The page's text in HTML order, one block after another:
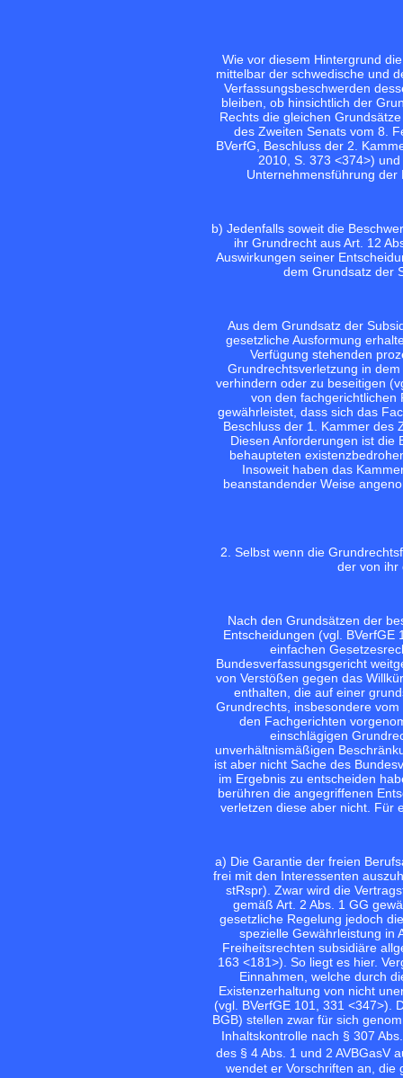
Wie vor diesem Hintergrund
mittelbar der schwedische und
Verfassungsbeschwerden
bleiben, ob hinsichtlich der
Rechts die gleichen
des Zweiten Senats vom 8.
BVerfG, Beschluss der 2.
2010, S. 373 <374>)
Unternehmensführung
b) Jedenfalls soweit die
ihr Grundrecht aus Art. 12
Auswirkungen seiner
dem Grundsatz der
Aus dem Grundsatz der
gesetzliche Ausformung
Verfügung stehenden
Grundrechtsverletzung in
verhindern oder zu beseitigen
von den fachgerichtlichen
gewährleistet, dass sich das
Beschluss der 1. Kammer des
Diesen Anforderungen ist die
behaupteten
Insoweit haben das
beanstandender Weise
2. Selbst wenn die
der von ihr
Nach den Grundsätzen der
Entscheidungen (vgl. BVerfGE
einfachen
Bundesverfassungsgericht
von Verstößen gegen das
enthalten, die auf einer
Grundrechts, insbesondere
den Fachgerichten
einschlägigen
unverhältnismäßigen
ist aber nicht Sache des
im Ergebnis zu entscheiden
berühren die angegriffenen
verletzen diese aber nicht. Für
a) Die Garantie der freien
frei mit den Interessenten
stRspr). Zwar wird die
gemäß Art. 2 Abs. 1 GG
gesetzliche Regelung jedoch
spezielle Gewährleistung in
Freiheitsrechten subsidiäre
163 <181>). So liegt es hier.
Einnahmen, welche durch
Existenzerhaltung von nicht
(vgl. BVerfGE 101, 331 <347>).
BGB) stellen zwar für sich
Inhaltskontrolle nach § 307
des § 4 Abs. 1 und 2
wendet er Vorschriften an, die